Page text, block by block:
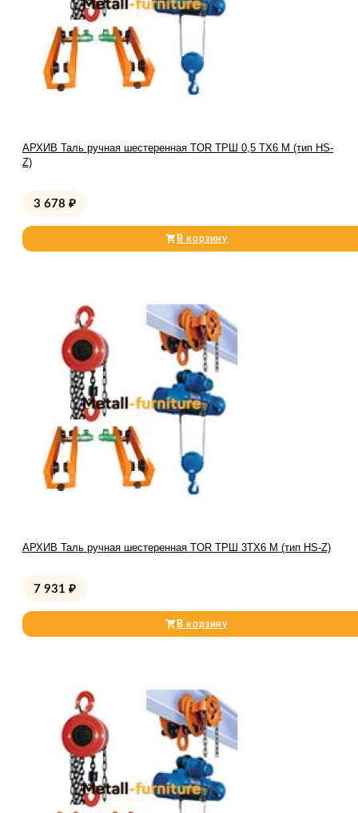
АРХИВ Таль ручная шестеренная TOR ТРШ 0,5 ТХ6 М (тип HS-
Z)
3 678 ₽
В корзину
АРХИВ Таль ручная шестеренная TOR ТРШ 3ТХ6 М (тип HS-Z)
7 931 ₽
В корзину